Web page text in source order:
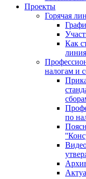
Проекты
Горячая
Как
налогам и
по